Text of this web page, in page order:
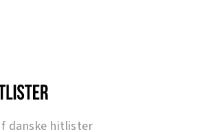
danske hitlister